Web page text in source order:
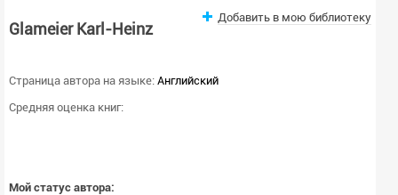
Glameier Karl-Heinz
Добавить в мою библиотеку
Страница автора на языке: Английский
Средняя оценка книг:
Мой статус автора: